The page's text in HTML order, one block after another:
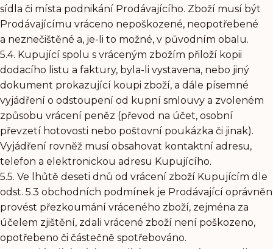
sídla či místa podnikání Prodávajícího. Zboží musí být
Prodávajícímu vráceno nepoškozené, neopotřebené
a neznečištěné a, je-li to možné, v původním obalu.
5.4. Kupující spolu s vráceným zbožím přiloží kopii
dodacího listu a faktury, byla-li vystavena, nebo jiný
dokument prokazující koupi zboží, a dále písemné
vyjádření o odstoupení od kupní smlouvy a zvoleném
způsobu vrácení peněz (převod na účet, osobní
převzetí hotovosti nebo poštovní poukázka či jinak).
Vyjádření rovněž musí obsahovat kontaktní adresu,
telefon a elektronickou adresu Kupujícího.
5.5. Ve lhůtě deseti dnů od vrácení zboží Kupujícím dle
odst. 5.3 obchodních podmínek je Prodávající oprávněn
provést přezkoumání vráceného zboží, zejména za
účelem zjištění, zdali vrácené zboží není poškozeno,
opotřebeno či částečně spotřebováno.